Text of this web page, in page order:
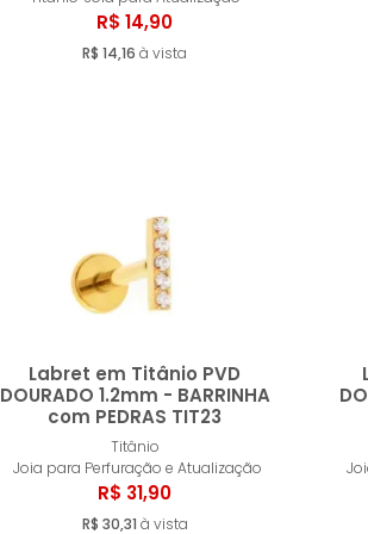
R$ 14,90
R$ 14,16 à vista
Comprar
Labret em Titânio PVD
DOURADO 1.2mm - BARRINHA
com PEDRAS TIT23
Titânio
Joia para Perfuração e Atualização
R$ 31,90
R$ 30,31 à vista
Comprar